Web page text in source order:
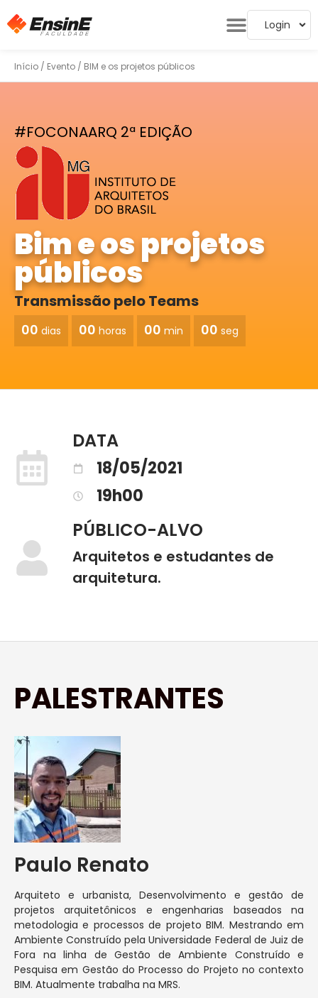
Login
Início / Evento / BIM e os projetos públicos
#FOCONAARQ 2ª EDIÇÃO
Bim e os projetos
públicos
Transmissão pelo Teams
00 dias 00 horas 00 min 00 seg
DATA
18/05/2021
19h00
PÚBLICO-ALVO
Arquitetos e estudantes de
arquitetura.
PALESTRANTES
Paulo Renato
Arquiteto e urbanista, Desenvolvimento e gestão de
projetos arquitetônicos e engenharias baseados na
metodologia e processos de projeto BIM. Mestrando em
Ambiente Construído pela Universidade Federal de Juiz de
Fora na linha de Gestão de Ambiente Construído e
Pesquisa em Gestão do Processo do Projeto no contexto
BIM. Atualmente trabalha na MRS.